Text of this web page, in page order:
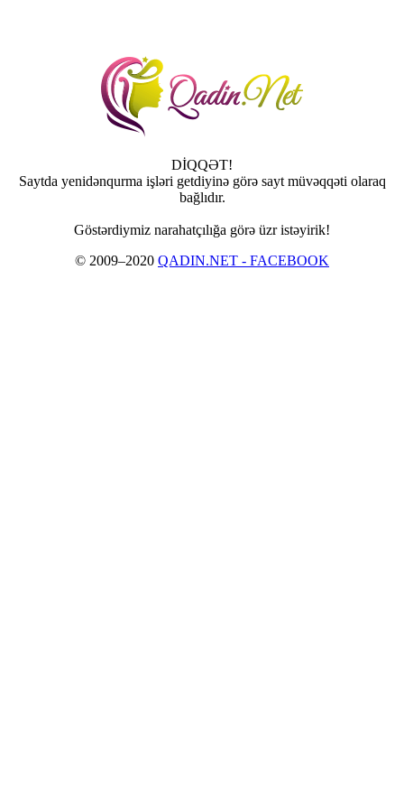
DİQQƏT!
Saytda yenidənqurma işləri getdiyinə görə sayt müvəqqəti olaraq
bağlıdır.
Göstərdiymiz narahatçılığa görə üzr istəyirik!
© 2009–2020 QADIN.NET - FACEBOOK